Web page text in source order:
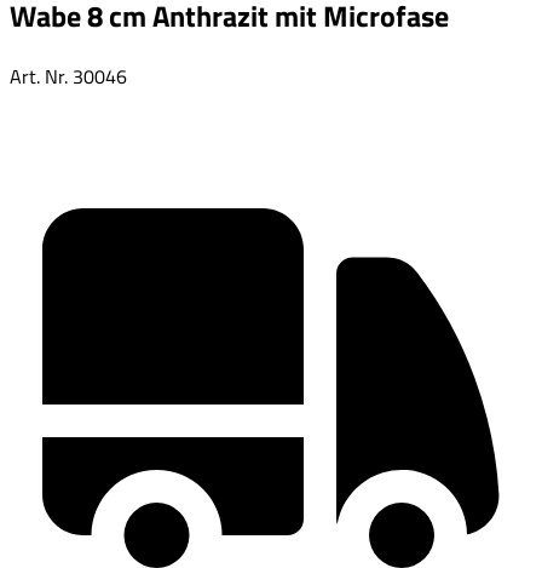
Wabe 8 cm Anthrazit mit Microfase
Art. Nr. 30046